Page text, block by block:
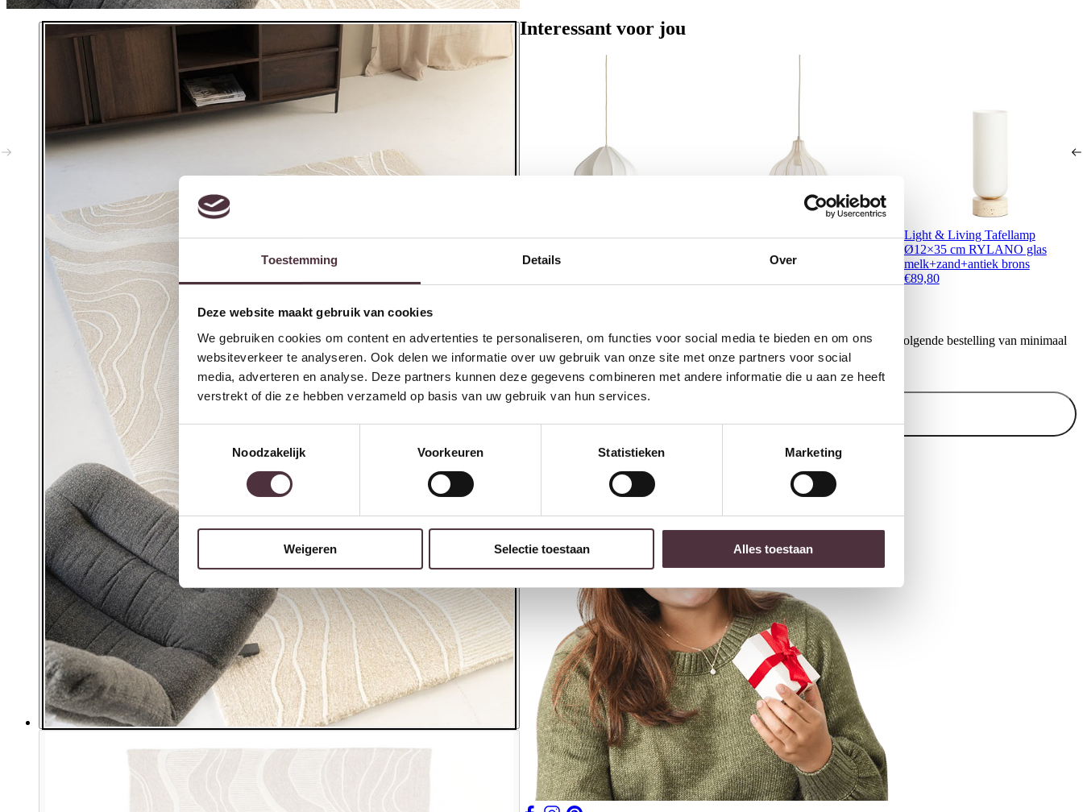
Toestemming Details Over
Deze website maakt gebruik van cookies
We gebruiken cookies om content en advertenties te personaliseren, om functies voor social media te bieden en om ons
websiteverkeer te analyseren. Ook delen we informatie over uw gebruik van onze site met onze partners voor social
media, adverteren en analyse. Deze partners kunnen deze gegevens combineren met andere informatie die u aan ze heeft
verstrekt of die ze hebben verzameld op basis van uw gebruik van hun services.
Noodzakelijk
Voorkeuren Statistieken Marketing
Weigeren Selectie toestaan Alles toestaan
Interessant voor jou
Light & Living Hanglamp
€105,00
Light & Living Hanglamp
Light & Living Tafellamp
Ø12×35 cm RYLANO glas
melk+zand+antiek brons
€89,80
Meldt u aan voor onze nieuwsbrief en ontvang €20,- shoptegoed voor uw volgende bestelling van minimaal
€200,- (niet geldig op afgeprijsde items).